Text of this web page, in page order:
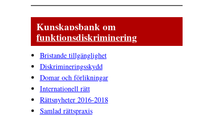
Kunskapsbank om
funktionsdiskriminering
Bristande tillgänglighet
Diskrimineringsskydd
Domar och förlikningar
Internationell rätt
Rättsnyheter 2016-2018
Samlad rättspraxis